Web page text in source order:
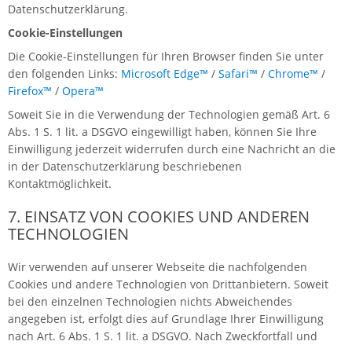
Datenschutzerklärung.
Cookie-Einstellungen
Die Cookie-Einstellungen für Ihren Browser finden Sie unter
den folgenden Links: Microsoft Edge™ / Safari™ / Chrome™ /
Firefox™ / Opera™
Soweit Sie in die Verwendung der Technologien gemäß Art. 6
Abs. 1 S. 1 lit. a DSGVO eingewilligt haben, können Sie Ihre
Einwilligung jederzeit widerrufen durch eine Nachricht an die
in der Datenschutzerklärung beschriebenen
Kontaktmöglichkeit.
7. EINSATZ VON COOKIES UND ANDEREN
TECHNOLOGIEN
Wir verwenden auf unserer Webseite die nachfolgenden
Cookies und andere Technologien von Drittanbietern. Soweit
bei den einzelnen Technologien nichts Abweichendes
angegeben ist, erfolgt dies auf Grundlage Ihrer Einwilligung
nach Art. 6 Abs. 1 S. 1 lit. a DSGVO. Nach Zweckfortfall und